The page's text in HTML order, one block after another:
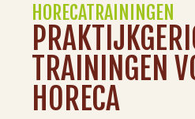
HORECATRAININGEN
TRAININGEN
HORECA